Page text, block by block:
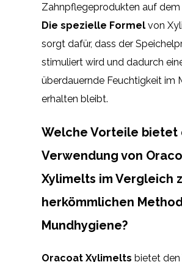
Zahnpflegeprodukten auf dem
Die spezielle Formel von
sorgt dafür, dass der
stimuliert wird und dadurch
überdauernde Feuchtigkeit im
erhalten bleibt.
Welche Vorteile bietet
Verwendung von
Xylimelts im Vergleich
herkömmlichen
Mundhygiene?
Oracoat Xylimelts bietet den